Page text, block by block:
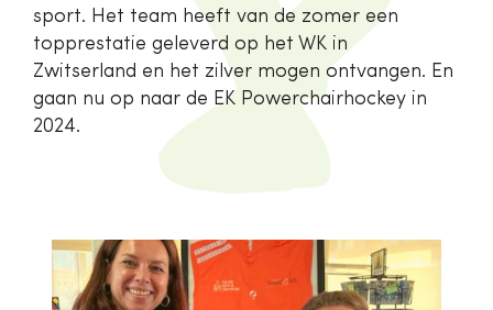
sport. Het team heeft van de zomer een
topprestatie geleverd op het WK in
Zwitserland en het zilver mogen ontvangen. En
gaan nu op naar de EK Powerchairhockey in
2024.